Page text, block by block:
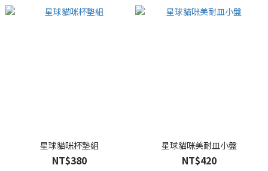
星球貓咪杯墊組
NT$380
星球貓咪美耐皿小盤
NT$420